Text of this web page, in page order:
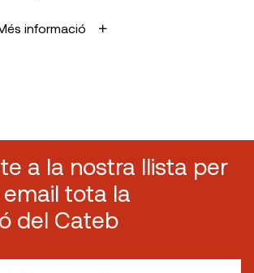
informació
a la nostra llista per
tota la
del Cateb